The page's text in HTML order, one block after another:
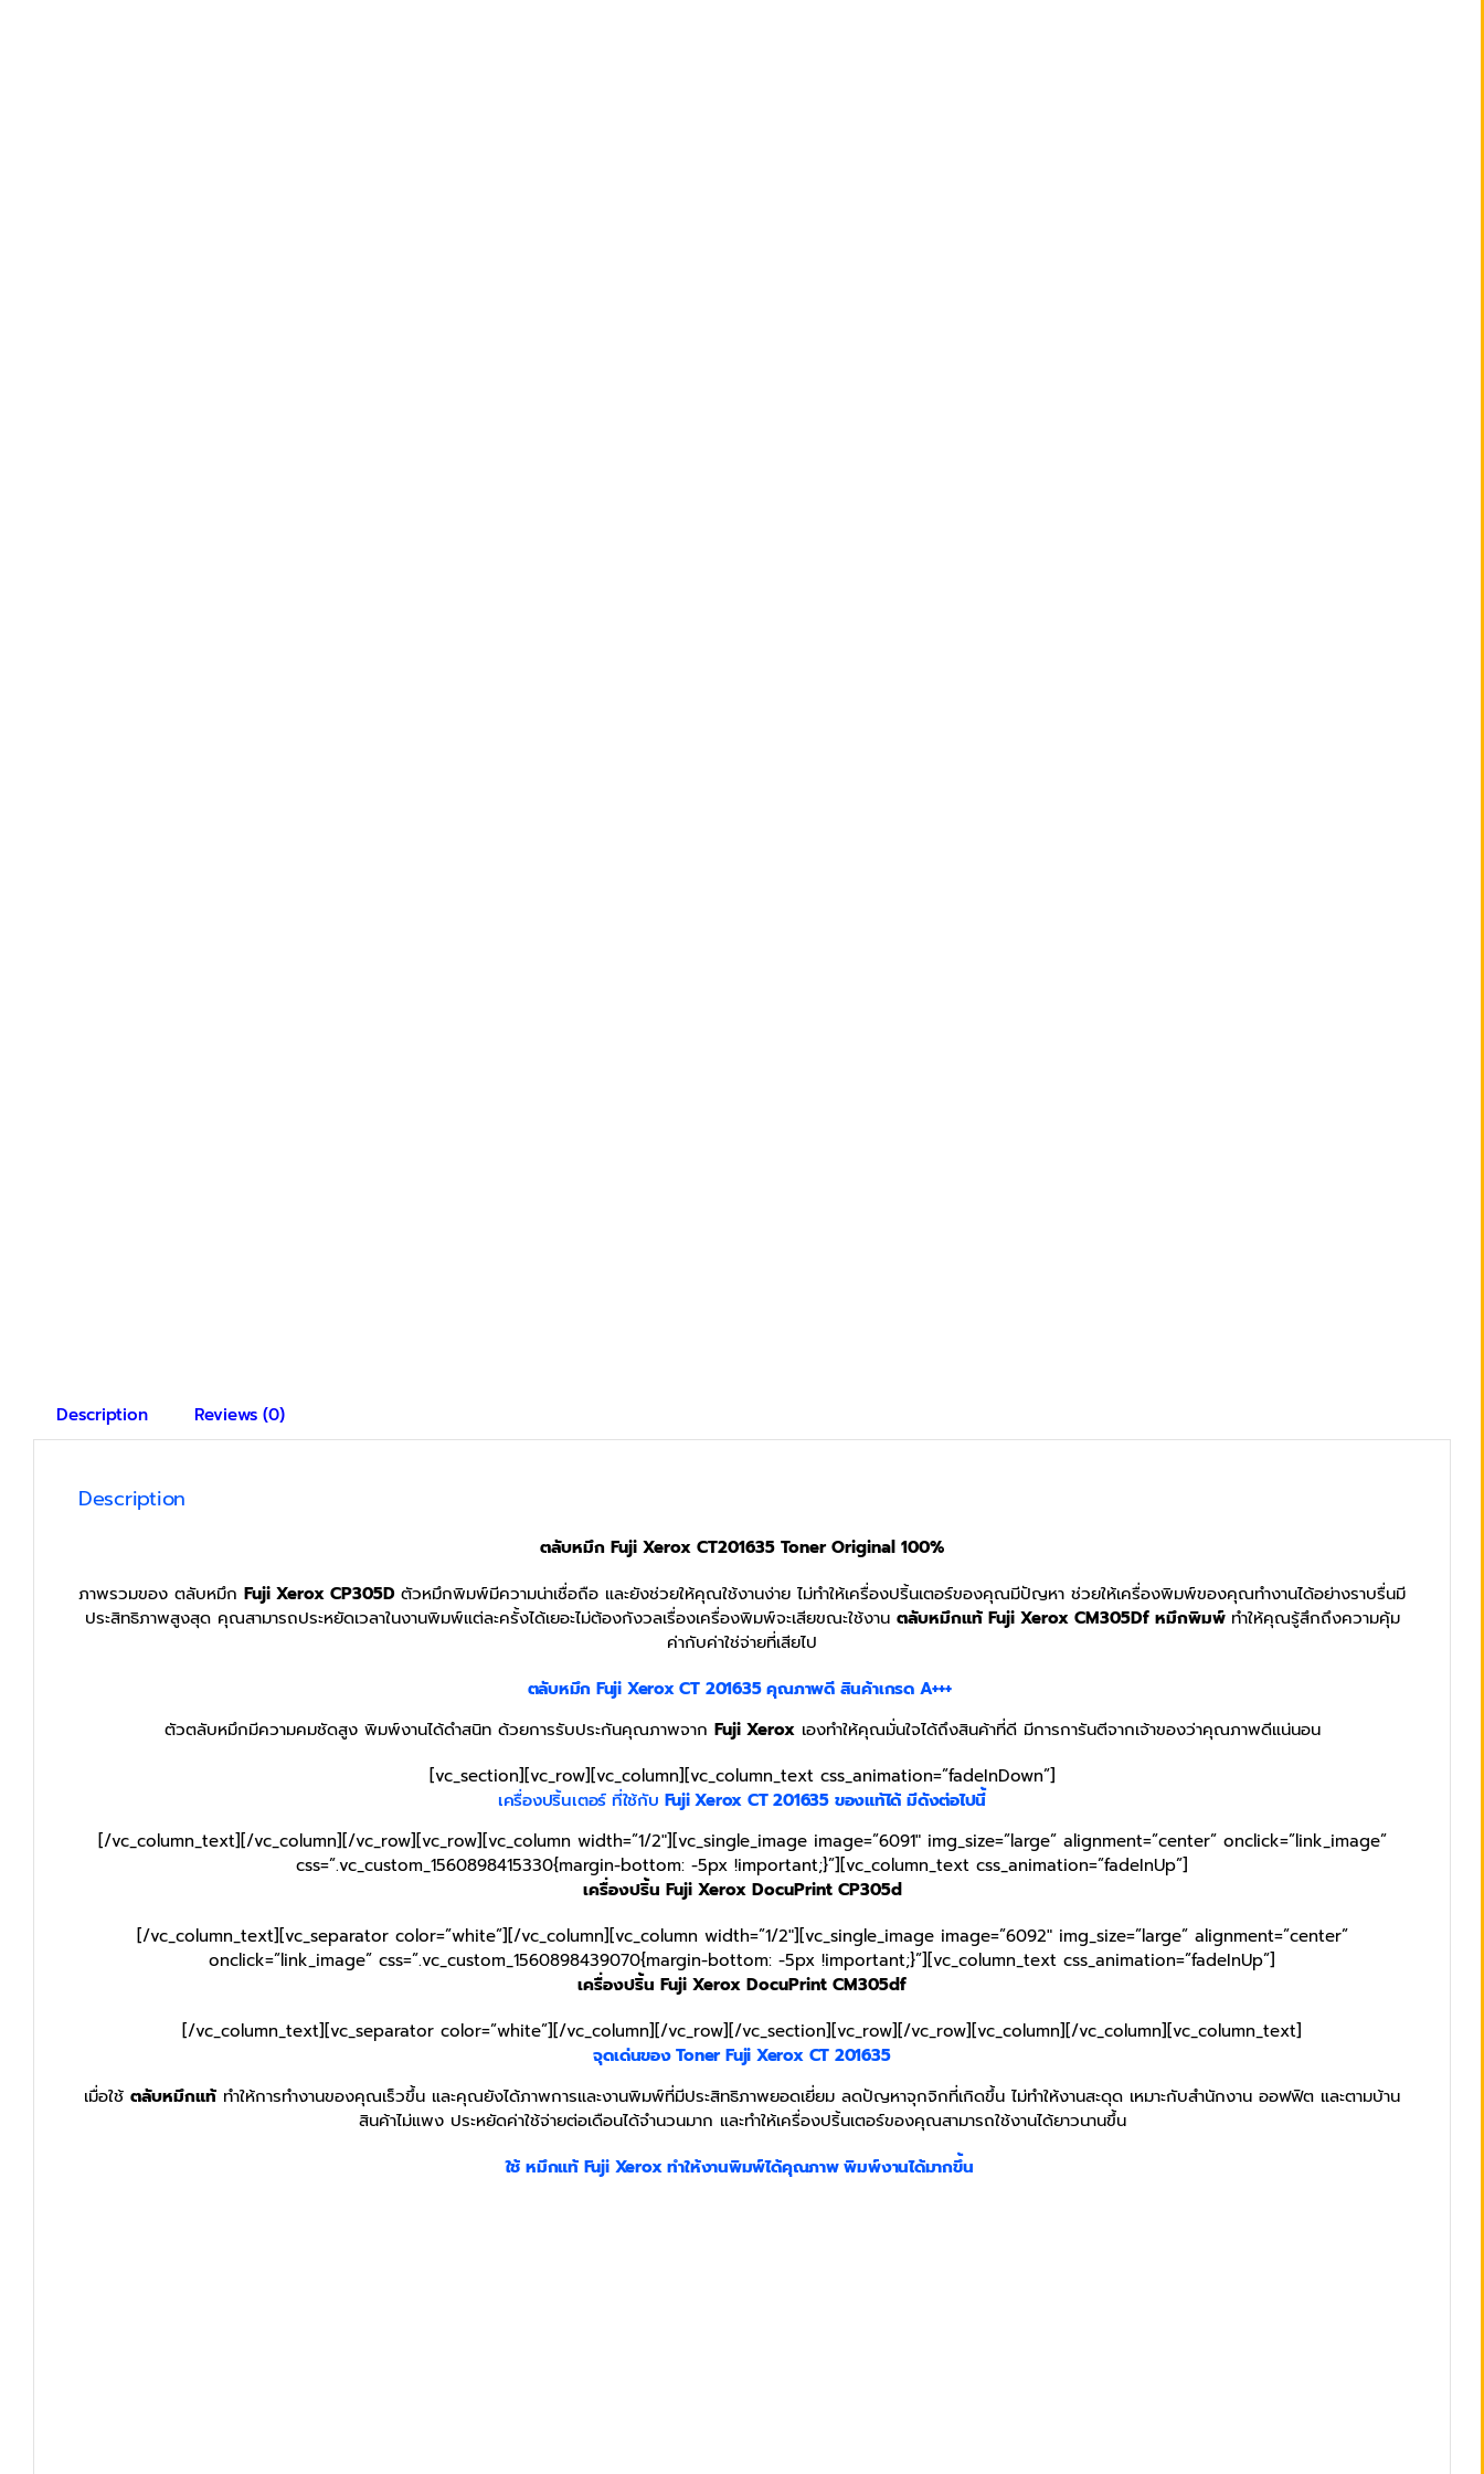
Description Reviews (0)
Description
ตลับหมึก Fuji Xerox CT201635 TonerOriginal 100%
ภาพรวมของ ตลับหมึก Fuji Xerox CP305D ตัวหมึกพิมพ์มีความน่าเชื่อถือ และยังช่วยให้คุณใช้งานง่าย ไม่ทำให้เครื่องปริ้นเตอร์ของคุณมีปัญหา ช่วยให้เครื่องพิมพ์ของคุณทำงานได้อย่างราบรื่นมี
ประสิทธิภาพสูงสุด คุณสามารถประหยัดเวลาในงานพิมพ์แต่ละครั้งได้เยอะไม่ต้องกังวลเรื่องเครื่องพิมพ์จะเสียขณะใช้งาน ตลับหมึกแท้ Fuji Xerox CM305Df หมึกพิมพ์ ทำให้คุณรู้สึกถึงความคุ้ม
ค่ากับค่าใช่จ่ายที่เสียไป
ตลับหมึก Fuji Xerox CT 201635คุณภาพดี สินค้าเกรด A+++
ตัวตลับหมึกมีความคมชัดสูง พิมพ์งานได้ดำสนิท ด้วยการรับประกันคุณภาพจาก Fuji Xeroxเองทำให้คุณมั่นใจได้ถึงสินค้าที่ดี มีการการันตีจากเจ้าของว่าคุณภาพดีแน่นอน
[vc_section][vc_row][vc_column][vc_column_text css_animation=”fadeInDown”]
เครื่องปริ้นเตอร์ ที่ใช้กับ Fuji XeroxCT 201635 ของแท้ได้ มีดังต่อไปนี้
[/vc_column_text][/vc_column][/vc_row][vc_row][vc_column width=”1/2″][vc_single_image image=”6091″ img_size=”large” alignment=”center” onclick=”link_image”
css=”.vc_custom_1560898415330{margin-bottom: -5px !important;}”][vc_column_text css_animation=”fadeInUp”]
เครื่องปริ้น Fuji Xerox DocuPrint CP305d
[/vc_column_text][vc_separator color=”white”][/vc_column][vc_column width=”1/2″][vc_single_image image=”6092″ img_size=”large” alignment=”center”
onclick=”link_image” css=”.vc_custom_1560898439070{margin-bottom: -5px !important;}”][vc_column_text css_animation=”fadeInUp”]
เครื่องปริ้น Fuji Xerox DocuPrint CM305df
[/vc_column_text][vc_separator color=”white”][/vc_column][/vc_row][/vc_section][vc_row][/vc_row][vc_column][/vc_column][vc_column_text]
จุดเด่นของ TonerFuji Xerox CT 201635
เมื่อใช้ ตลับหมึกแท้ ทำให้การทำงานของคุณเร็วขึ้น และคุณยังได้ภาพการและงานพิมพ์ที่มีประสิทธิภาพยอดเยี่ยม ลดปัญหาจุกจิกที่เกิดขึ้น ไม่ทำให้งานสะดุด เหมาะกับสำนักงาน ออฟฟิต และตามบ้าน
สินค้าไม่แพง ประหยัดค่าใช้จ่ายต่อเดือนได้จำนวนมาก และทำให้เครื่องปริ้นเตอร์ของคุณสามารถใช้งานได้ยาวนานขึ้น
ใช้ หมึกแท้ Fuji Xeroxทำให้งานพิมพ์ได้คุณภาพ พิมพ์งานได้มากขึ้น